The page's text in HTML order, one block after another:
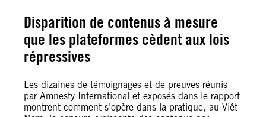
Disparition de contenus à mesure
que les plateformes cèdent aux lois
répressives
Les dizaines de témoignages et de preuves réunis
par Amnesty International et exposés dans le rapport
montrent comment s’opère dans la pratique, au Viêt-